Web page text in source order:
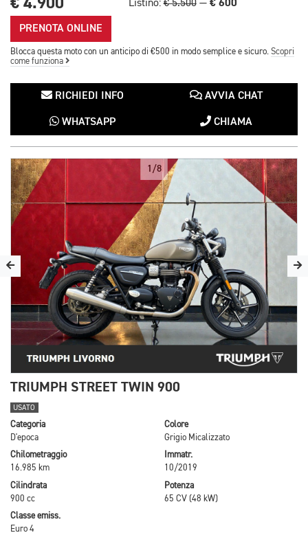
Listino:€ 5.500 —
PRENOTA ONLINE
Blocca questa moto con un anticipo di €500 in modo semplice e sicuro. Scopri
come funziona
RICHIEDI INFO AVVIA CHAT
WHATSAPP CHIAMA
1/8
TRIUMPH STREET TWIN 900
USATO
Categoria
D'epoca
Colore
Grigio Micalizzato
Chilometraggio
16.985 km
Immatr.
10/2019
Cilindrata
900 cc
Potenza
65 CV (48 kW)
Classe emiss.
Euro 4